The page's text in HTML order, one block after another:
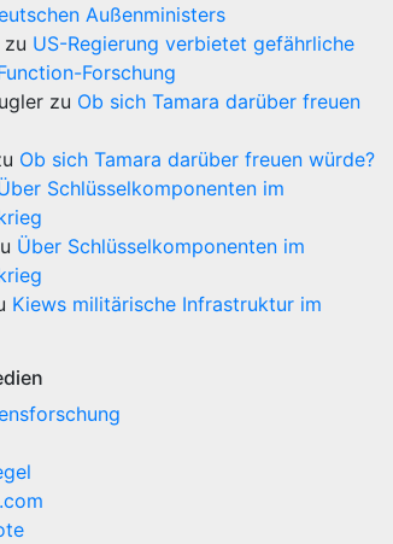
Außenministers
zu US-Regierung verbietet gefährliche
Forschung
zu Ob sich Tamara darüber freuen
Ob sich Tamara darüber freuen würde?
Schlüsselkomponenten im
Über Schlüsselkomponenten im
Kiews militärische Infrastruktur im